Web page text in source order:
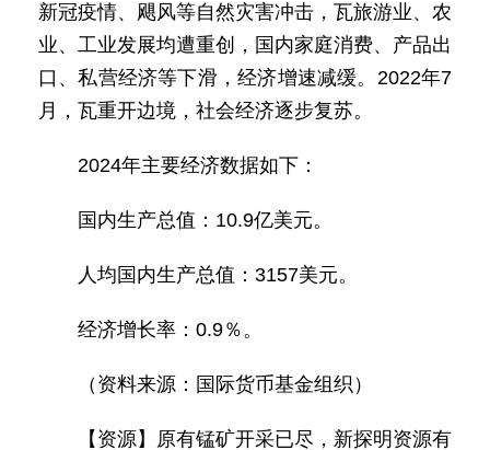
新冠疫情、飓风等自然灾害冲击，瓦旅游业、农
业、工业发展均遭重创，国内家庭消费、产品出
口、私营经济等下滑，经济增速减缓。2022年7
月，瓦重开边境，社会经济逐步复苏。
2024年主要经济数据如下：
国内生产总值：10.9亿美元。
人均国内生产总值：3157美元。
经济增长率：0.9％。
（资料来源：国际货币基金组织）
【资源】原有锰矿开采已尽，新探明资源有